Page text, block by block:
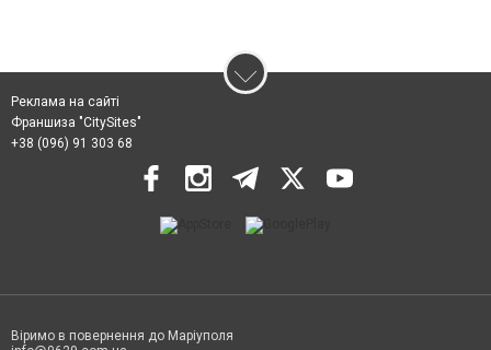
Реклама на сайті
Франшиза "CitySites"
+38 (096) 91 303 68
Віримо в повернення до Маріуполя